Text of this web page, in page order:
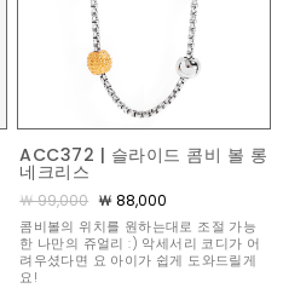
ACC372 | 슬라이드 콤비 볼 롱
네크리스
￦ 99,000 ￦ 88,000
콤비볼의 위치를 원하는대로 조절 가능
한 나만의 쥬얼리 :) 악세서리 코디가 어
려우셨다면 요 아이가 쉽게 도와드릴게
요!